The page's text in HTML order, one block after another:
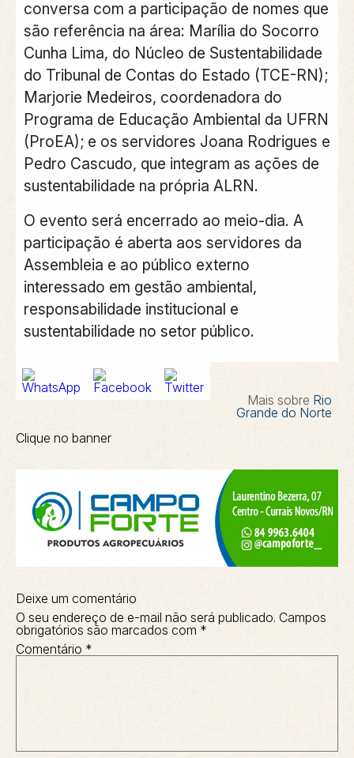
conversa com a participação de nomes que
são referência na área: Marília do Socorro
Cunha Lima, do Núcleo de Sustentabilidade
do Tribunal de Contas do Estado (TCE-RN);
Marjorie Medeiros, coordenadora do
Programa de Educação Ambiental da UFRN
(ProEA); e os servidores Joana Rodrigues e
Pedro Cascudo, que integram as ações de
sustentabilidade na própria ALRN.
O evento será encerrado ao meio-dia. A
participação é aberta aos servidores da
Assembleia e ao público externo
interessado em gestão ambiental,
responsabilidade institucional e
sustentabilidade no setor público.
Mais sobre Rio
Grande do Norte
Clique no banner
Deixe um comentário
O seu endereço de e-mail não será publicado. Campos
obrigatórios são marcados com *
Comentário *